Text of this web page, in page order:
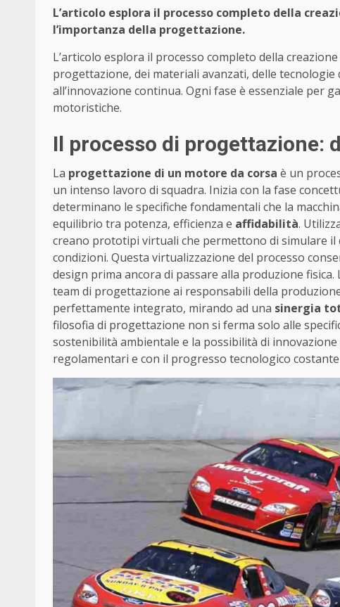
L’articolo esplora il processo completo della
l’importanza della progettazione.
L’articolo esplora il processo completo della
progettazione, dei materiali avanzati, delle tecnologie
all’innovazione continua. Ogni fase è essenziale per
motoristiche.
Il processo di progettazione:
La progettazione di un motore da corsa è un
un intenso lavoro di squadra. Inizia con la fase
determinano le specifiche fondamentali che la
equilibrio tra potenza, efficienza e affidabilità.
creano prototipi virtuali che permettono di simulare
condizioni. Questa virtualizzazione del processo
design prima ancora di passare alla produzione
team di progettazione ai responsabili della
perfettamente integrato, mirando ad una sinergia
filosofia di progettazione non si ferma solo alle
sostenibilità ambientale e la possibilità di
regolamentari e con il progresso tecnologico